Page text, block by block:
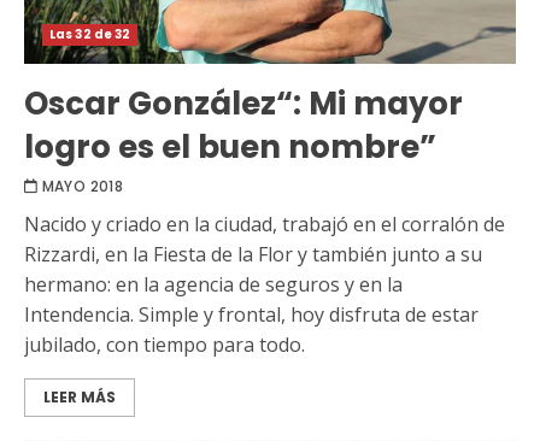
Las 32 de 32
Oscar González“: Mi mayor
logro es el buen nombre”
MAYO 2018
Nacido y criado en la ciudad, trabajó en el corralón de
Rizzardi, en la Fiesta de la Flor y también junto a su
hermano: en la agencia de seguros y en la
Intendencia. Simple y frontal, hoy disfruta de estar
jubilado, con tiempo para todo.
LEER MÁS